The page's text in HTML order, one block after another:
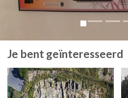
Je bent geïnteresseerd